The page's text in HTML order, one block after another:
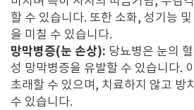
할 수 있습니다. 또한 소화, 성기능
을 미칠 수 있습니다.
망막병증(눈 손상): 당뇨병은 눈의
성 망막병증을 유발할 수 있습니다.
초래할 수 있으며, 치료하지 않고 방
수 있습니다.